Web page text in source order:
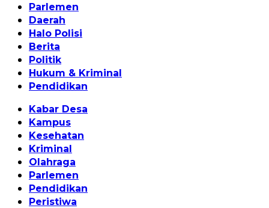
Parlemen
Daerah
Halo Polisi
Berita
Politik
Hukum & Kriminal
Pendidikan
Kabar Desa
Kampus
Kesehatan
Kriminal
Olahraga
Parlemen
Pendidikan
Peristiwa